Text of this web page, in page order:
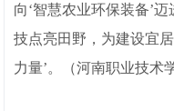
向‘智慧农业环保装备’
技点亮田野，为建设宜
力量’。（河南职业技术